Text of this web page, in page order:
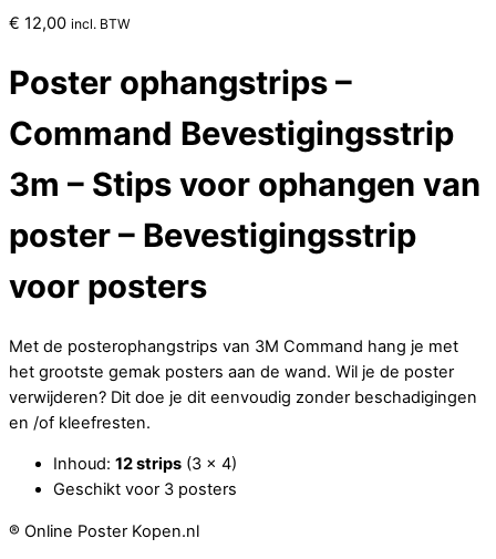
€ 12,00 incl. BTW
Poster ophangstrips –
Command Bevestigingsstrip
3m – Stips voor ophangen van
poster – Bevestigingsstrip
voor posters
Met de posterophangstrips van 3M Command hang je met
het grootste gemak posters aan de wand. Wil je de poster
verwijderen? Dit doe je dit eenvoudig zonder beschadigingen
en /of kleefresten.
Inhoud: 12 strips (3 x 4)
Geschikt voor 3 posters
® Online Poster Kopen.nl